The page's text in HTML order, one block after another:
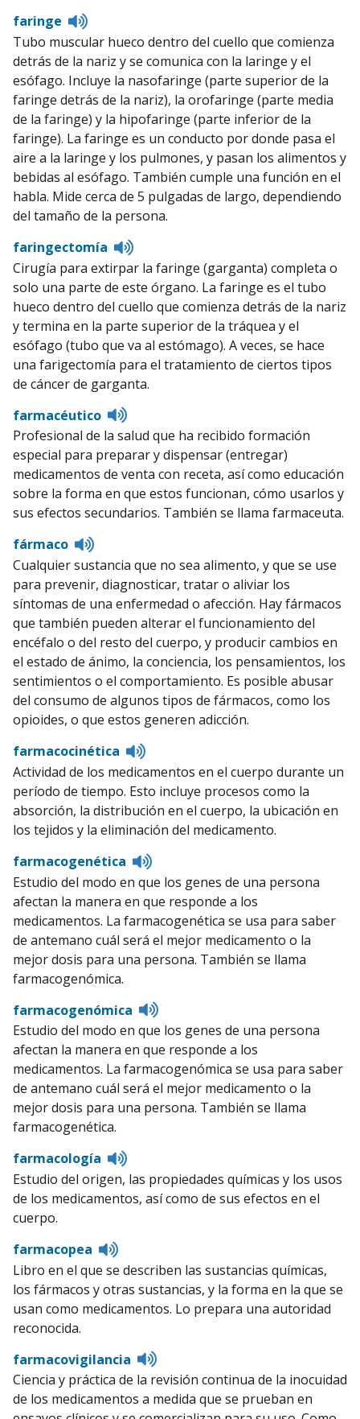
faringe
Listen
to
pronunciation
Tubo muscular hueco dentro del cuello que comienza
detrás de la nariz y se comunica con la laringe y el
esófago. Incluye la nasofaringe (parte superior de la
faringe detrás de la nariz), la orofaringe (parte media
de la faringe) y la hipofaringe (parte inferior de la
faringe). La faringe es un conducto por donde pasa el
aire a la laringe y los pulmones, y pasan los alimentos y
bebidas al esófago. También cumple una función en el
habla. Mide cerca de 5 pulgadas de largo, dependiendo
del tamaño de la persona.
faringectomía
Listen
to
pronunciation
Cirugía para extirpar la faringe (garganta) completa o
solo una parte de este órgano. La faringe es el tubo
hueco dentro del cuello que comienza detrás de la nariz
y termina en la parte superior de la tráquea y el
esófago (tubo que va al estómago). A veces, se hace
una farigectomía para el tratamiento de ciertos tipos
de cáncer de garganta.
farmacéutico
Listen
to
pronunciation
Profesional de la salud que ha recibido formación
especial para preparar y dispensar (entregar)
medicamentos de venta con receta, así como educación
sobre la forma en que estos funcionan, cómo usarlos y
sus efectos secundarios. También se llama farmaceuta.
fármaco
Listen
to
pronunciation
Cualquier sustancia que no sea alimento, y que se use
para prevenir, diagnosticar, tratar o aliviar los
síntomas de una enfermedad o afección. Hay fármacos
que también pueden alterar el funcionamiento del
encéfalo o del resto del cuerpo, y producir cambios en
el estado de ánimo, la conciencia, los pensamientos, los
sentimientos o el comportamiento. Es posible abusar
del consumo de algunos tipos de fármacos, como los
opioides, o que estos generen adicción.
farmacocinética
Listen
pronunciation
Actividad de los medicamentos en el cuerpo durante un
período de tiempo. Esto incluye procesos como la
absorción, la distribución en el cuerpo, la ubicación en
los tejidos y la eliminación del medicamento.
farmacogenética
Listen
pronunciation
Estudio del modo en que los genes de una persona
afectan la manera en que responde a los
medicamentos. La farmacogenética se usa para saber
de antemano cuál será el mejor medicamento o la
mejor dosis para una persona. También se llama
farmacogenómica.
farmacogenómica
Listen
to
pronunciation
Estudio del modo en que los genes de una persona
afectan la manera en que responde a los
medicamentos. La farmacogenómica se usa para saber
de antemano cuál será el mejor medicamento o la
mejor dosis para una persona. También se llama
farmacogenética.
farmacología
Listen
to
pronunciation
Estudio del origen, las propiedades químicas y los usos
de los medicamentos, así como de sus efectos en el
cuerpo.
farmacopea
Listen
to
pronunciation
Libro en el que se describen las sustancias químicas,
los fármacos y otras sustancias, y la forma en la que se
usan como medicamentos. Lo prepara una autoridad
reconocida.
farmacovigilancia
Listen
pronunciation
Ciencia y práctica de la revisión continua de la inocuidad
de los medicamentos a medida que se prueban en